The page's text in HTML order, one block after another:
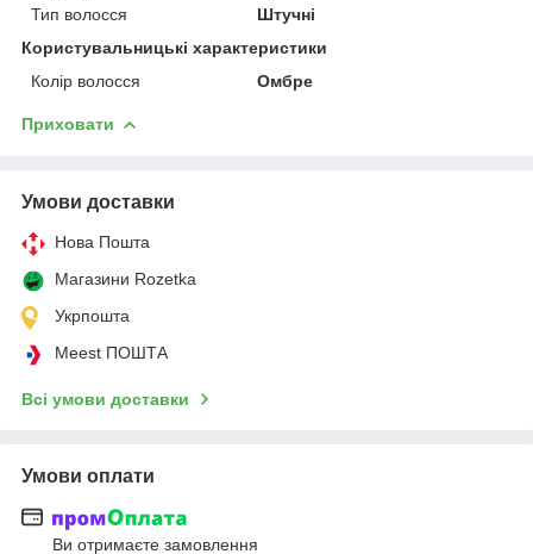
Тип волосся
Штучні
Користувальницькі характеристики
Колір волосся
Омбре
Приховати
Умови доставки
Нова Пошта
Магазини Rozetka
Укрпошта
Meest ПОШТА
Всі умови доставки
Умови оплати
Ви отримаєте замовлення